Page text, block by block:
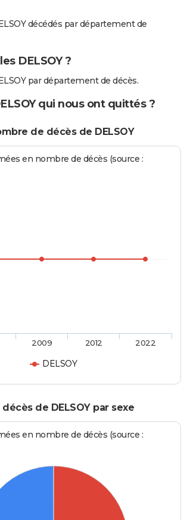
décédés par département de
DELSOY ?
par département de décès.
qui nous ont quittés ?
de décès de DELSOY
en nombre de décès (source :
DELSOY
2009 2012 2022
de DELSOY par sexe
en nombre de décès (source :